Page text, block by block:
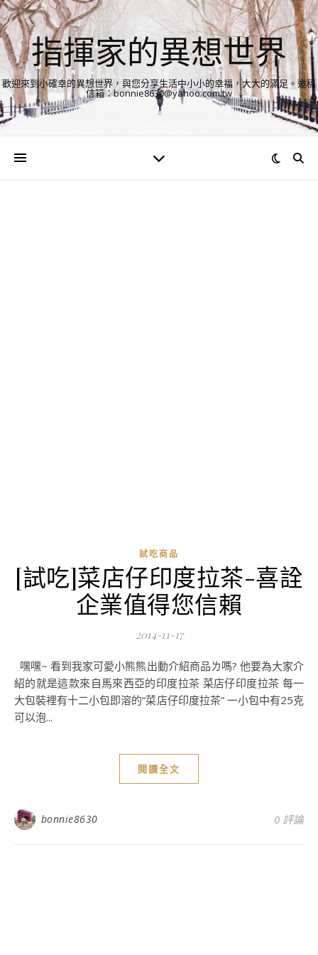
指揮家的異想世界
歡迎來到小確幸的異想世界，與您分享生活中小小的幸福，大大的滿足。邀稿
信箱：bonnie8630@yahoo.com.tw
試吃商品
[試吃]菜店仔印度拉茶-喜詮
企業值得您信賴
2014-11-17
嘿嘿~ 看到我家可愛小熊熊出動介紹商品ㄌ嗎? 他要為大家介
紹的就是這款來自馬來西亞的印度拉茶 菜店仔印度拉茶 每一
大包裝裡有十二小包即溶的“菜店仔印度拉茶” 一小包中有25克
可以泡...
閱讀全文
bonnie8630 0 評論